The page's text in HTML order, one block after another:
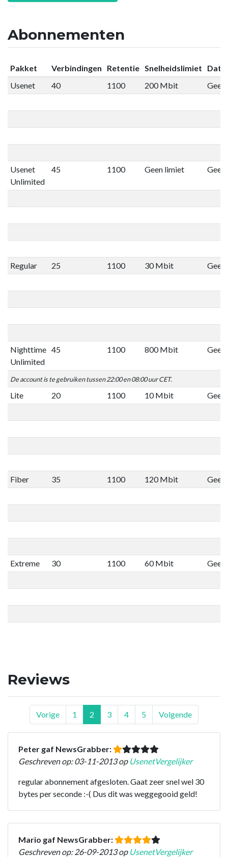
Abonnementen
Pakket Verbindingen Retentie Snelheidslimiet
Usenet
40 1100 200 Mbit
Usenet
Unlimited
45 1100 Geen limiet
Regular 25 1100 30 Mbit
Nighttime
Unlimited
45 1100 800 Mbit
De account is te gebruiken tussen 22:00 en 08:00 uur CET.
Lite 20 1100 10 Mbit
Fiber 35 1100 120 Mbit
Extreme 30 1100 60 Mbit
Reviews
Vorige 1 2 3 4 5 Volgende
Peter gaf NewsGrabber:
Geschreven op: 03-11-2013 op UsenetVergelijker
regular abonnement afgesloten. Gaat zeer snel wel 30
bytes per seconde :-( Dus dit was weggegooid geld!
Mario gaf NewsGrabber:
Geschreven op: 26-09-2013 op UsenetVergelijker